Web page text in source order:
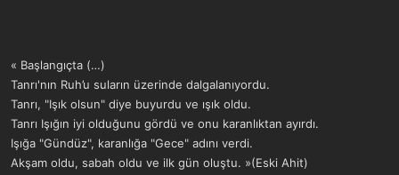
« Başlangıçta (…)
Tanrı'nın Ruh’u suların üzerinde dalgalanıyordu.
Tanrı, "Işık olsun" diye buyurdu ve ışık oldu.
Tanrı Işığın iyi olduğunu gördü ve onu karanlıktan ayırdı.
Işığa "Gündüz", karanlığa "Gece" adını verdi.
Akşam oldu, sabah oldu ve ilk gün oluştu. »(Eski Ahit)